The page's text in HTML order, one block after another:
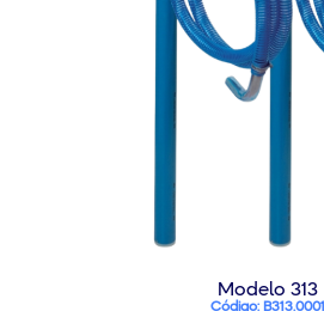
Modelo 313
Código: B313.0001